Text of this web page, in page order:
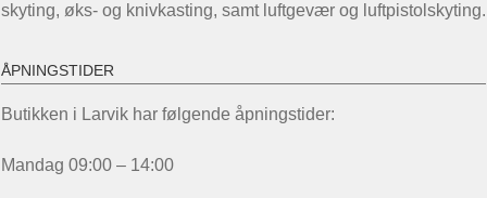
skyting, øks- og knivkasting, samt luftgevær og luftpistolskyting.
ÅPNINGSTIDER
Butikken i Larvik har følgende åpningstider:
Mandag 09:00 – 14:00